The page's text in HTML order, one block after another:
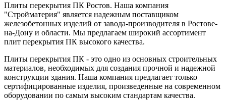
Плиты перекрытия ПК Ростов. Наша компания
"Стройматерия" является надежным поставщиком
железобетонных изделий от завода-производителя в Ростове-
на-Дону и области. Мы предлагаем широкий ассортимент
плит перекрытия ПК высокого качества.
Плиты перекрытия ПК - это одно из основных строительных
материалов, необходимых для создания прочной и надежной
конструкции здания. Наша компания предлагает только
сертифицированные изделия, произведенные на современном
оборудовании по самым высоким стандартам качества.